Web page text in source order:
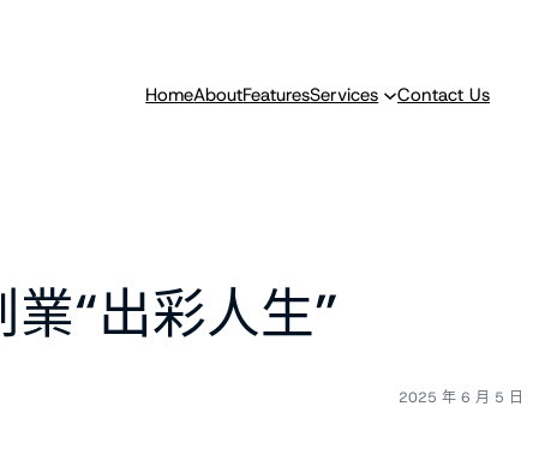
HomeAboutFeaturesServices Contact Us
“出彩人生”
2025 年 6 月 5 日